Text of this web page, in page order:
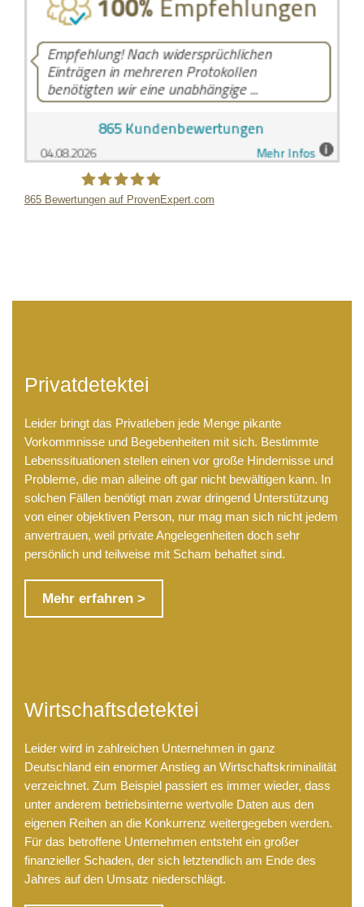
865 Bewertungen auf ProvenExpert.com
Privatdetektei
Leider bringt das Privatleben jede Menge pikante
Vorkommnisse und Begebenheiten mit sich. Bestimmte
Lebenssituationen stellen einen vor große Hindernisse und
Probleme, die man alleine oft gar nicht bewältigen kann. In
solchen Fällen benötigt man zwar dringend Unterstützung
von einer objektiven Person, nur mag man sich nicht jedem
anvertrauen, weil private Angelegenheiten doch sehr
persönlich und teilweise mit Scham behaftet sind.
Mehr erfahren >
Wirtschaftsdetektei
Leider wird in zahlreichen Unternehmen in ganz
Deutschland ein enormer Anstieg an Wirtschaftskriminalität
verzeichnet. Zum Beispiel passiert es immer wieder, dass
unter anderem betriebsinterne wertvolle Daten aus den
eigenen Reihen an die Konkurrenz weitergegeben werden.
Für das betroffene Unternehmen entsteht ein großer
finanzieller Schaden, der sich letztendlich am Ende des
Jahres auf den Umsatz niederschlägt.